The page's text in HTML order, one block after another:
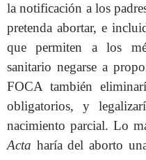
la notificación a los
pretenda abortar, e
que permiten a los
sanitario negarse a
FOCA también
obligatorios, y
nacimiento parcial. Lo
Acta haría del aborto